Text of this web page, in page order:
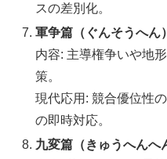
スの差別化。
軍争篇（ぐんそうへん）
内容: 主導権争いや地
策。
現代応用: 競合優位性
の即時対応。
九変篇（きゅうへんへ